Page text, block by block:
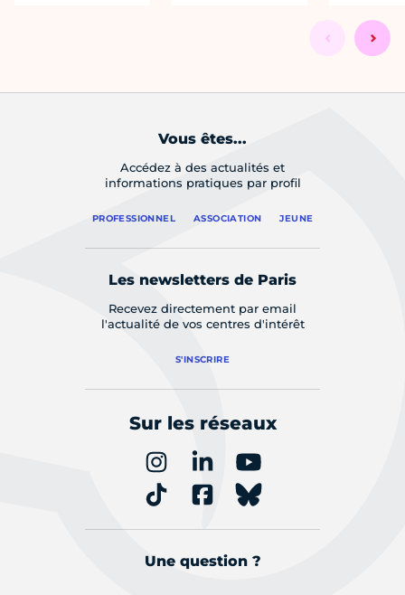
Vous êtes...
Accédez à des actualités et
informations pratiques par profil
PROFESSIONNEL ASSOCIATION JEUNE
Les newsletters de Paris
Recevez directement par email
l'actualité de vos centres d'intérêt
S'INSCRIRE
Sur les réseaux
Une question ?